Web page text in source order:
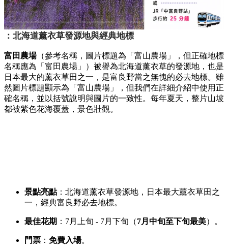
：北海道薰衣草發源地與經典地標
富田農場（參考名稱， 圖片標題為「富山農場」， 但正確地標
名稱應為「富田農場」）被譽為北海道薰衣草的發源地， 也是
日本最大的薰衣草田之一， 是富良野當之無愧的必去地標。 雖
然圖片標題顯示為「富山農場」， 但我們在詳細介紹中使用正
確名稱， 並以括號說明與圖片的一致性。 每年夏天， 整片山坡
都被紫色花海覆蓋， 景色壯觀。
景點亮點：北海道薰衣草發源地， 日本最大薰衣草田之
一， 經典富良野必去地標。
最佳花期 ：7月上旬 - 7月下旬（7月中旬至下旬最美）。
門票 ： 免費入場。